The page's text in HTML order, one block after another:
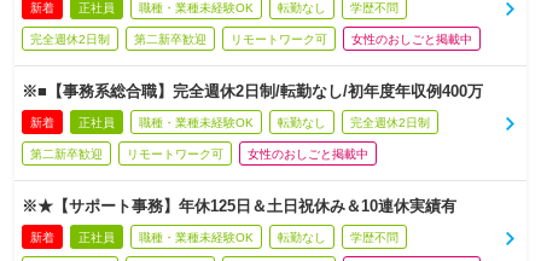
新着 正社員 職種・業種未経験OK 転勤なし 学歴不問
完全週休2日制 第二新卒歓迎 リモートワーク可 女性のおしごと掲載中
※■【事務系総合職】完全週休2日制/転勤なし/初年度年収例400万
新着 正社員 職種・業種未経験OK 転勤なし 完全週休2日制
第二新卒歓迎 リモートワーク可 女性のおしごと掲載中
※★【サポート事務】年休125日＆土日祝休み＆10連休実績有
新着 正社員 職種・業種未経験OK 転勤なし 学歴不問